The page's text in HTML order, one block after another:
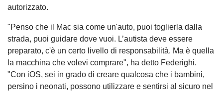
autorizzato.
"Penso che il Mac sia come un'auto, puoi toglierla dalla
strada, puoi guidare dove vuoi. L’autista deve essere
preparato, c'è un certo livello di responsabilità. Ma è quella
la macchina che volevi comprare", ha detto Federighi.
"Con iOS, sei in grado di creare qualcosa che i bambini,
persino i neonati, possono utilizzare e sentirsi al sicuro nel